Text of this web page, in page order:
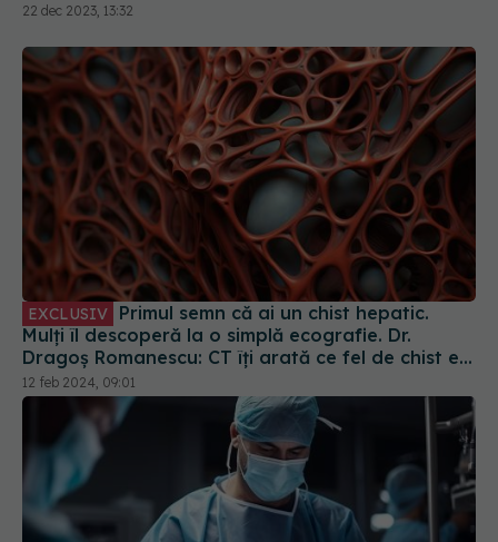
22 dec 2023, 13:32
EXCLUSIV
Mulți îl descoperă la o simplă ecografie. Dr.
Dragoș Romanescu: CT îți arată ce fel de chist e.
Un ficat nu se operează niciodată doar pe o
ecografie
12 feb 2024, 09:01